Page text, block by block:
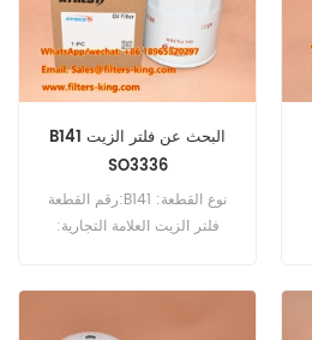
D9005A D9006 DX 110
DX120.
B141 البحث عن فلتر الزيت
SO3336
رقم القطعة:B141 نوع القطعة:
فلتر الزيت العلامة التجارية: